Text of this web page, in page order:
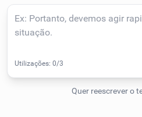
Corrigir Texto
Humanizador de IA